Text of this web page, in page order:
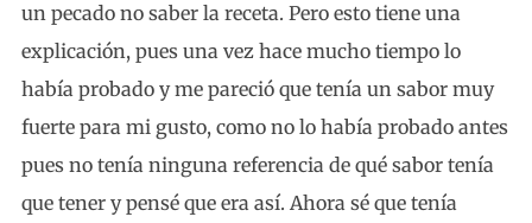
un pecado no saber la receta. Pero esto tiene una
explicación, pues una vez hace mucho tiempo lo
había probado y me pareció que tenía un sabor muy
fuerte para mi gusto, como no lo había probado antes
pues no tenía ninguna referencia de qué sabor tenía
que tener y pensé que era así. Ahora sé que tenía